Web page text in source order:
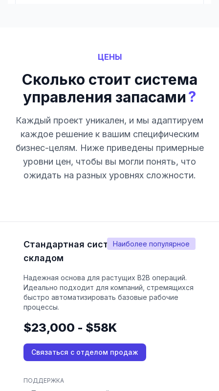
ЦЕНЫ
Сколько стоит система
управления запасами?
Каждый проект уникален, и мы адаптируем
каждое решение к вашим специфическим
бизнес-целям. Ниже приведены примерные
уровни цен, чтобы вы могли понять, что
ожидать на разных уровнях сложности.
Наиболее популярное
Стандартная система управления
складом
Надежная основа для растущих B2B операций.
Идеально подходит для компаний, стремящихся
быстро автоматизировать базовые рабочие
процессы.
$23,000 - $58K
Связаться с отделом продаж
ПОДДЕРЖКА